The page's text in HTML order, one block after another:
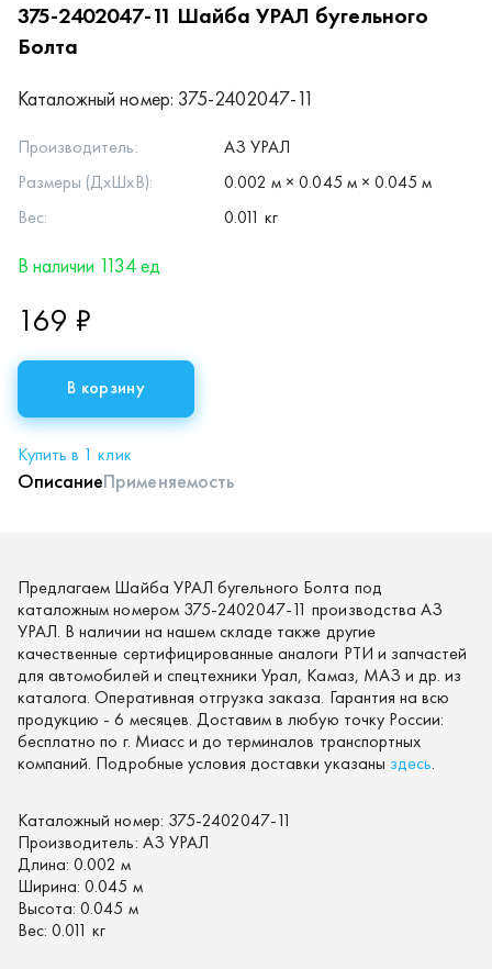
375-2402047-11 Шайба УРАЛ бугельного
Болта
Каталожный номер: 375-2402047-11
Производитель:
АЗ УРАЛ
Размеры (ДхШхВ):
0.002 м × 0.045 м × 0.045 м
Вес:
0.011 кг
В наличии 1134 ед
169 ₽
В корзину
Купить в 1 клик
ОписаниеПрименяемость
Предлагаем Шайба УРАЛ бугельного Болта под
каталожным номером 375-2402047-11 производства АЗ
УРАЛ. В наличии на нашем складе также другие
качественные сертифицированные аналоги РТИ и запчастей
для автомобилей и спецтехники Урал, Камаз, МАЗ и др. из
каталога. Оперативная отгрузка заказа. Гарантия на всю
продукцию - 6 месяцев. Доставим в любую точку России:
бесплатно по г. Миасс и до терминалов транспортных
компаний. Подробные условия доставки указаны здесь.
Каталожный номер: 375-2402047-11
Производитель: АЗ УРАЛ
Длина: 0.002 м
Ширина: 0.045 м
Высота: 0.045 м
Вес: 0.011 кг